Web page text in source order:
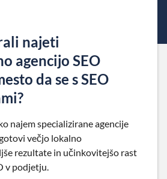
najeti
agencijo SEO
da se s SEO
najem specializirane agencije
večjo lokalno
rezultate in učinkovitejšo rast
v podjetju.